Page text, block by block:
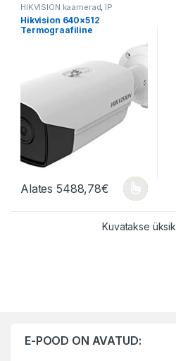
HIKVISION kaamerad, IP
kaamerad IP Termokaamerad
Termokaamerad,Videovalve
Hikvision 640×512
Termograafiline
Alates5488,78€
Sellel tootel on mitu varianti.
Kuvatakse
E-POOD ON AVATUD: